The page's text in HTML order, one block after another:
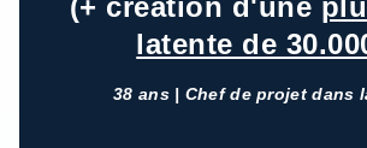
(+ création d'une
latente de
38 ans | Chef de projet dans